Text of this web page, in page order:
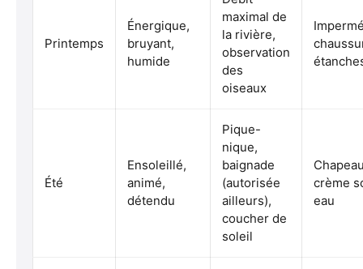
Printemps
Énergique,
bruyant,
humide
maximal de
la rivière,
observation
des
oiseaux
Été
Ensoleillé,
animé,
détendu
Pique-
nique,
baignade
(autorisée
ailleurs),
coucher de
soleil
crème
eau